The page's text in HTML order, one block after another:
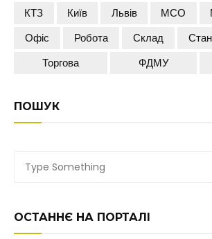
КТЗ
Київ Львів МСО
Офіс
Робота Склад
Торгова
ФДМУ
ПОШУК
ОСТАННЄ НА ПОРТАЛІ